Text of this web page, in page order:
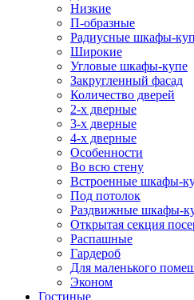
Низкие
П-образные
Радиусные шкафы-
Широкие
Угловые шкафы-купе
Закругленный фасад
Количество дверей
2-х дверные
3-х дверные
4-х дверные
Особенности
Во всю стену
Встроенные шкафы-
Под потолок
Раздвижные шкафы-
Открытая секция
Распашные
Гардероб
Для маленького
Эконом
Гостиные